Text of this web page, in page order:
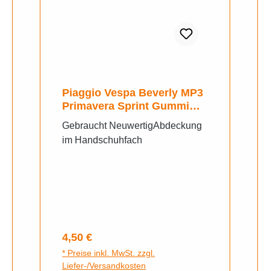
Piaggio Vespa Beverly MP3
Primavera Sprint Gummi
Abdeckung Handschuhfach
Gebraucht NeuwertigAbdeckung
im Handschuhfach
Regulärer Preis:
4,50 €
* Preise inkl. MwSt. zzgl.
Liefer-/Versandkosten